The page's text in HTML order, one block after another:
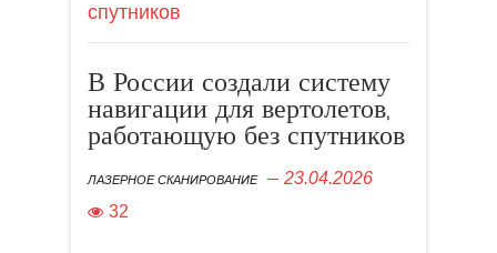
спутников
В России создали систему
навигации для вертолетов,
работающую без спутников
ЛАЗЕРНОЕ СКАНИРОВАНИЕ
23.04.2026
32